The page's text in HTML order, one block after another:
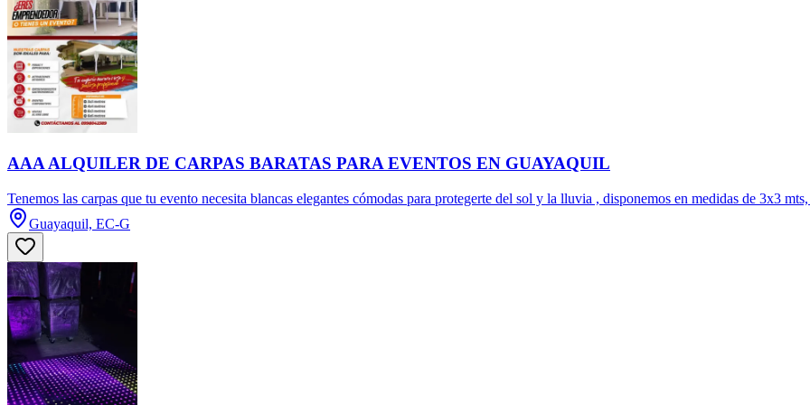
AAA ALQUILER DE CARPAS BARATAS PARA EVENTOS EN GUAYAQUIL
Tenemos las carpas que tu evento necesita blancas elegantes cómodas para protegerte del sol y la lluvia , disponemos en medidas de 3x3
Guayaquil, EC-G